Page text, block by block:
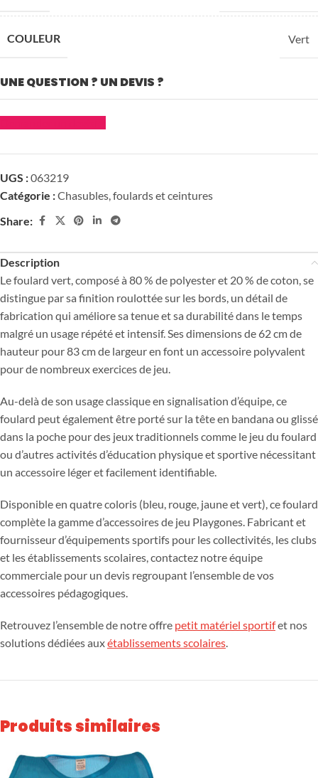
COULEUR Vert
UNE QUESTION ? UN DEVIS ?
UGS :063219
Catégorie :Chasubles, foulards et ceintures
Share:
Description
Le foulard vert, composé à 80 % de polyester et 20 % de coton, se
distingue par sa finition roulottée sur les bords, un détail de
fabrication qui améliore sa tenue et sa durabilité dans le temps
malgré un usage répété et intensif. Ses dimensions de 62 cm de
hauteur pour 83 cm de largeur en font un accessoire polyvalent
pour de nombreux exercices de jeu.
Au-delà de son usage classique en signalisation d’équipe, ce
foulard peut également être porté sur la tête en bandana ou glissé
dans la poche pour des jeux traditionnels comme le jeu du foulard
ou d’autres activités d’éducation physique et sportive nécessitant
un accessoire léger et facilement identifiable.
Disponible en quatre coloris (bleu, rouge, jaune et vert), ce foulard
complète la gamme d’accessoires de jeu Playgones. Fabricant et
fournisseur d’équipements sportifs pour les collectivités, les clubs
et les établissements scolaires, contactez notre équipe
commerciale pour un devis regroupant l’ensemble de vos
accessoires pédagogiques.
Retrouvez l’ensemble de notre offre petit matériel sportifet nos
solutions dédiées auxétablissements scolaires.
Produits similaires